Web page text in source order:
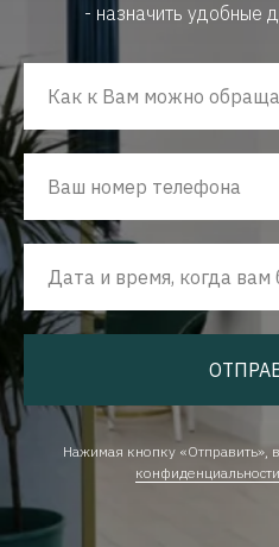
- назначить удобные
Как к Вам можно
Ваш номер телефона
Нажимая кнопку «Отправить»,
конфиденциальности